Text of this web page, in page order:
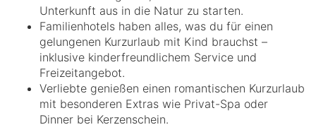
Unterkunft aus in die Natur zu starten.
Familienhotels haben alles, was du für einen
gelungenen Kurzurlaub mit Kind brauchst –
inklusive kinderfreundlichem Service und
Freizeitangebot.
Verliebte genießen einen romantischen Kurzurlaub
mit besonderen Extras wie Privat-Spa oder
Dinner bei Kerzenschein.